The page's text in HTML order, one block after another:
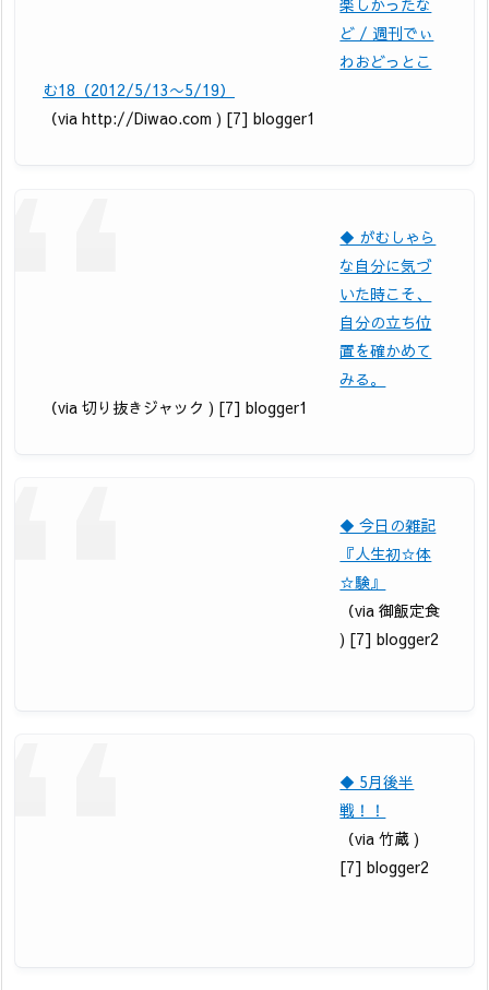
楽しかったな
ど / 週刊でぃ
わおどっとこ
む18（2012/5/13〜5/19）
（via http://Diwao.com ) [7] blogger1
◆ がむしゃら
な自分に気づ
いた時こそ、
自分の立ち位
置を確かめて
みる。
（via 切り抜きジャック ) [7] blogger1
◆ 今日の雑記
『人生初☆体
☆験』
（via 御飯定食
) [7] blogger2
◆ 5月後半
戦！！
（via 竹蔵 )
[7] blogger2